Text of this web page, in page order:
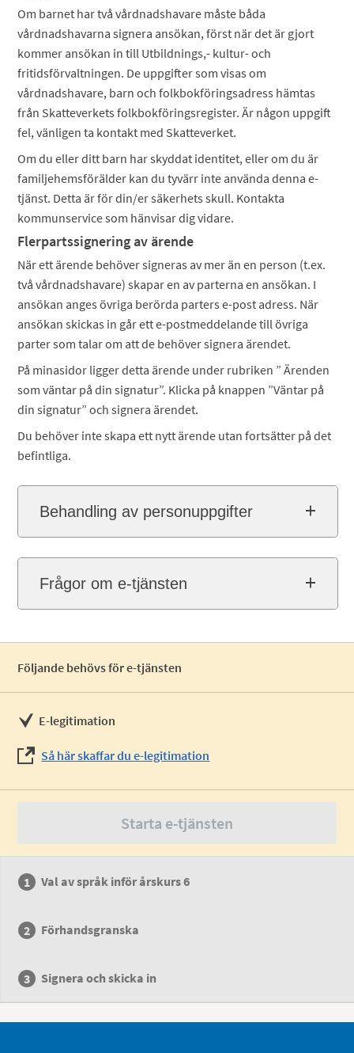
Om barnet har två vårdnadshavare måste båda
vårdnadshavarna signera ansökan, först när det är gjort
kommer ansökan in till Utbildnings,- kultur- och
fritidsförvaltningen. De uppgifter som visas om
vårdnadshavare, barn och folkbokföringsadress hämtas
från Skatteverkets folkbokföringsregister. Är någon uppgift
fel, vänligen ta kontakt med Skatteverket.
Om du eller ditt barn har skyddat identitet, eller om du är
familjehemsförälder kan du tyvärr inte använda denna e-
tjänst. Detta är för din/er säkerhets skull. Kontakta
kommunservice som hänvisar dig vidare.
Flerpartssignering av ärende
När ett ärende behöver signeras av mer än en person (t.ex.
två vårdnadshavare) skapar en av parterna en ansökan. I
ansökan anges övriga berörda parters e-post adress. När
ansökan skickas in går ett e-postmeddelande till övriga
parter som talar om att de behöver signera ärendet.
På minasidor ligger detta ärende under rubriken ” Ärenden
som väntar på din signatur”. Klicka på knappen ”Väntar på
din signatur” och signera ärendet.
Du behöver inte skapa ett nytt ärende utan fortsätter på det
befintliga.
Behandling av personuppgifter
Frågor om e-tjänsten
Följande behövs för e-tjänsten
E-legitimation
Så här skaffar du e-legitimation
Starta e-tjänsten
Val av språk inför årskurs 6
Förhandsgranska
Signera och skicka in